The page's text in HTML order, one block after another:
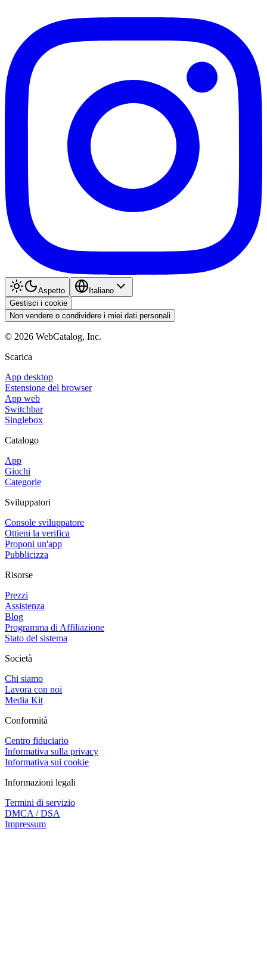
Aspetto
Italiano
Gestisci i cookie
Non vendere o condividere i miei dati personali
© 2026 WebCatalog, Inc.
Scarica
App desktop
Estensione del browser
App web
Switchbar
Singlebox
Catalogo
App
Giochi
Categorie
Sviluppatori
Console sviluppatore
Ottieni la verifica
Proponi un'app
Pubblicizza
Risorse
Prezzi
Assistenza
Blog
Programma di Affiliazione
Stato del sistema
Società
Chi siamo
Lavora con noi
Media Kit
Conformità
Centro fiduciario
Informativa sulla privacy
Informativa sui cookie
Informazioni legali
Termini di servizio
DMCA / DSA
Impressum